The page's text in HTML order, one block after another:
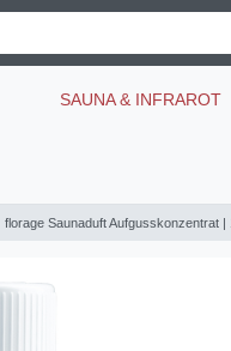
SAUNA & INFRAROT
florage Saunaduft Aufgusskonzentrat |